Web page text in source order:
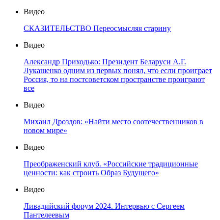
Видео
СКАЗИТЕЛЬСТВО Переосмысляя старину
Видео
Александр Приходько: Президент Беларуси А.Г.
Лукашенко одним из первых понял, что если проиграет
Россия, то на постсоветском пространстве проиграют
все
Видео
Михаил Дроздов: «Найти место соотечественников в
новом мире»
Видео
Преображенский клуб. «Российские традиционные
ценности: как строить Образ Будущего»
Видео
Ливадийский форум 2024. Интервью с Сергеем
Пантелеевым